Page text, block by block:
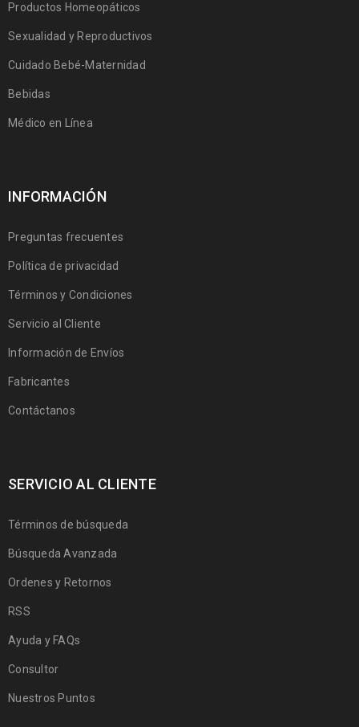
Productos Homeopáticos
Sexualidad y Reproductivos
Cuidado Bebé-Maternidad
Bebidas
Médico en Línea
INFORMACIÓN
Preguntas frecuentes
Política de privacidad
Términos y Condiciones
Servicio al Cliente
Información de Envíos
Fabricantes
Contáctanos
SERVICIO AL CLIENTE
Términos de búsqueda
Búsqueda Avanzada
Ordenes y Retornos
RSS
Ayuda y FAQs
Consultor
Nuestros Puntos